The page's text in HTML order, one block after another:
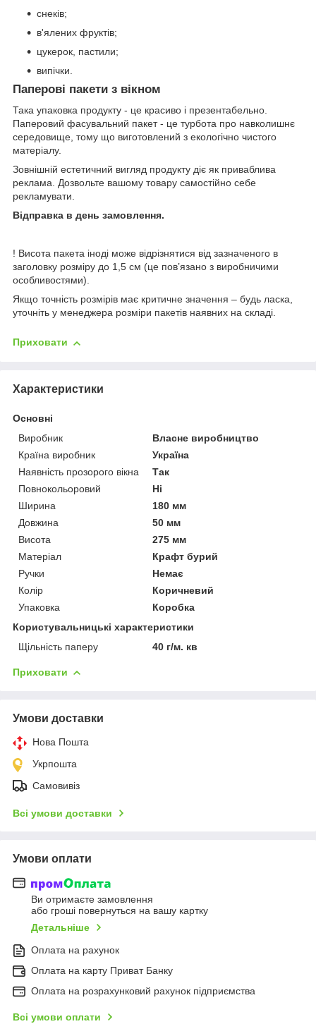
снеків;
в'ялених фруктів;
цукерок, пастили;
випічки.
Паперові пакети з вікном
Така упаковка продукту - це красиво і презентабельно.
Паперовий фасувальний пакет - це турбота про навколишнє
середовище, тому що виготовлений з екологічно чистого
матеріалу.
Зовнішній естетичний вигляд продукту діє як приваблива
реклама. Дозвольте вашому товару самостійно себе
рекламувати.
Відправка в день замовлення.
! Висота пакета іноді може відрізнятися від зазначеного в
заголовку розміру до 1,5 см (це пов’язано з виробничими
особливостями).
Якщо точність розмірів має критичне значення – будь ласка,
уточніть у менеджера розміри пакетів наявних на складі.
Приховати
Характеристики
Основні
Виробник
Власне виробництво
Країна виробник
Україна
Наявність прозорого вікна
Так
Повнокольоровий
Ні
Ширина
180 мм
Довжина
50 мм
Висота
275 мм
Матеріал
Крафт бурий
Ручки
Немає
Колір
Коричневий
Упаковка
Коробка
Користувальницькі характеристики
Щільність паперу
40 г/м. кв
Приховати
Умови доставки
Нова Пошта
Укрпошта
Самовивіз
Всі умови доставки
Умови оплати
Ви отримаєте замовлення
або гроші повернуться на вашу картку
Детальніше
Оплата на рахунок
Оплата на карту Приват Банку
Оплата на розрахунковий рахунок підприємства
Всі умови оплати